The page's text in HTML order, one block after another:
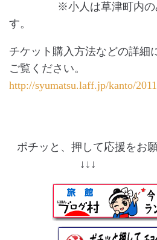
※小人は草津町内のみ
す。
チケット購入方法などの詳細
ご覧ください。
http://syumatsu.laff.jp/kanto/
ポチッと、押して応援をお
↓↓↓